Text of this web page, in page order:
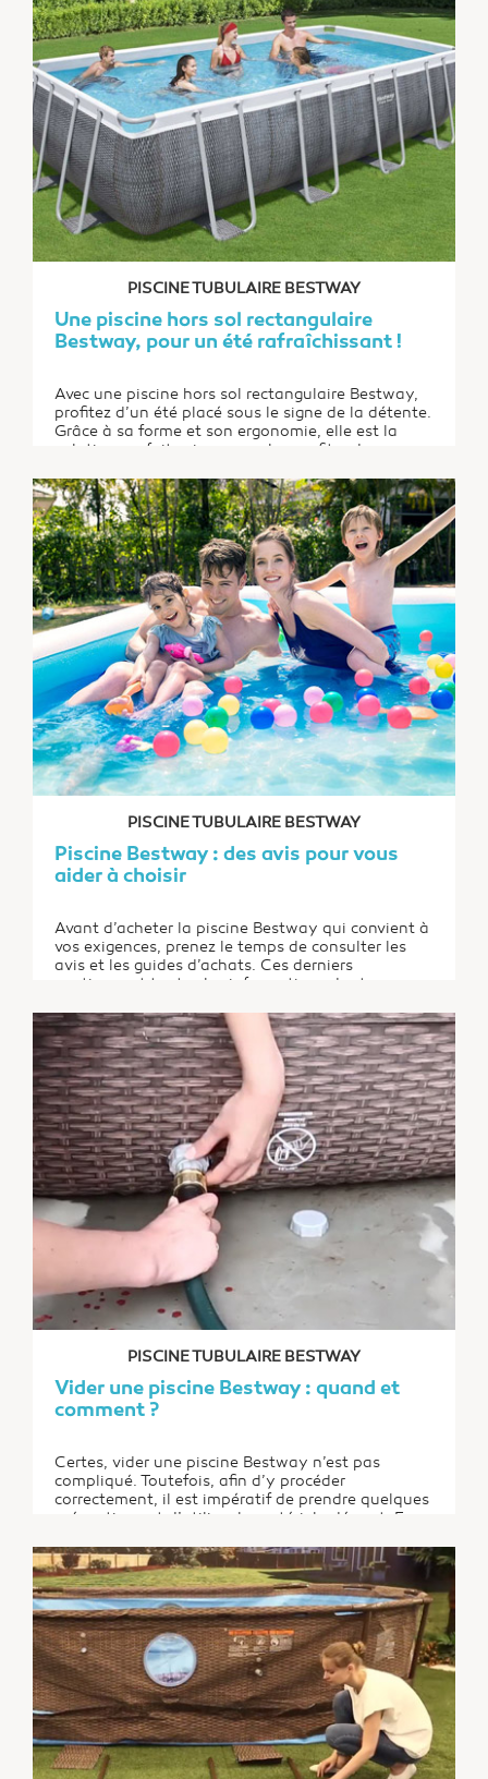
PISCINE TUBULAIRE BESTWAY
Une piscine hors sol rectangulaire
Bestway, pour un été rafraîchissant !
Avec une piscine hors sol rectangulaire Bestway,
profitez d’un été placé sous le signe de la détente.
Grâce à sa forme et son ergonomie, elle est la
solution parfaite si vous voulez profiter de
propre jardin. Bestway propose par ailleurs de
nombreuses déclinaisons pour répondre aux...
PISCINE TUBULAIRE BESTWAY
Piscine Bestway : des avis pour vous
aider à choisir
Avant d’acheter la piscine Bestway qui convient à
vos exigences, prenez le temps de consulter les
avis et les guides d’achats. Ces derniers
contiennent toutes les informations dont vous
ou encore sa forme. La marque Bestway propose
en effet une assez grande collection de modèles...
PISCINE TUBULAIRE BESTWAY
Vider une piscine Bestway : quand et
comment ?
Certes, vider une piscine Bestway n’est pas
compliqué. Toutefois, afin d’y procéder
correctement, il est impératif de prendre quelques
précautions et d’utiliser le matériel adéquat. En
la matière. Voici des conseils utiles afin de vous
aider à mener à bien cette opération.